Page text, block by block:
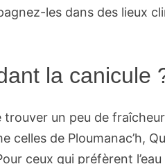
les dans des lieux
la canicule
un peu de
celles de Ploumanac’h,
ceux qui préfèrent l’eau